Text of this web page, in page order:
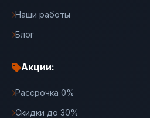
Наши работы
Блог
Акции:
Рассрочка 0%
Скидки до 30%